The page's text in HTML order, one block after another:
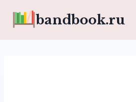
bandbook.ru